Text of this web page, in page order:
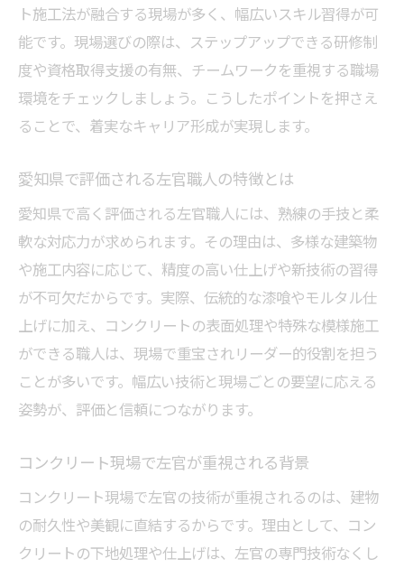
ト施工法が融合する現場が多く、幅広いスキル習得が可
能です。現場選びの際は、ステップアップできる研修制
度や資格取得支援の有無、チームワークを重視する職場
環境をチェックしましょう。こうしたポイントを押さえ
ることで、着実なキャリア形成が実現します。
愛知県で評価される左官職人の特徴とは
愛知県で高く評価される左官職人には、熟練の手技と柔
軟な対応力が求められます。その理由は、多様な建築物
や施工内容に応じて、精度の高い仕上げや新技術の習得
が不可欠だからです。実際、伝統的な漆喰やモルタル仕
上げに加え、コンクリートの表面処理や特殊な模様施工
ができる職人は、現場で重宝されリーダー的役割を担う
ことが多いです。幅広い技術と現場ごとの要望に応える
姿勢が、評価と信頼につながります。
コンクリート現場で左官が重視される背景
コンクリート現場で左官の技術が重視されるのは、建物
の耐久性や美観に直結するからです。理由として、コン
クリートの下地処理や仕上げは、左官の専門技術なくし